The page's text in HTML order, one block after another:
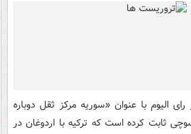
الیوم با عنوان «سوریه مرکز ثقل دوباره
ثابت کرده است که ترکیه با اردوغان در